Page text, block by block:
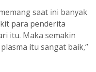
saat ini banyak
para penderita
itu. Maka semakin
itu sangat baik,”